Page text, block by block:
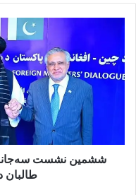
ششمین
سه‌جانبه
وزیران
خارجه
طالبان
ششمین نشست
طالبان